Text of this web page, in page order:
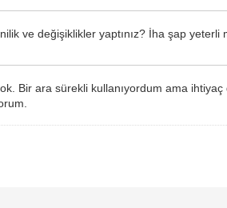
ve değişiklikler yaptınız? İha şap yeterli
Bir ara sürekli kullanıyordum ama